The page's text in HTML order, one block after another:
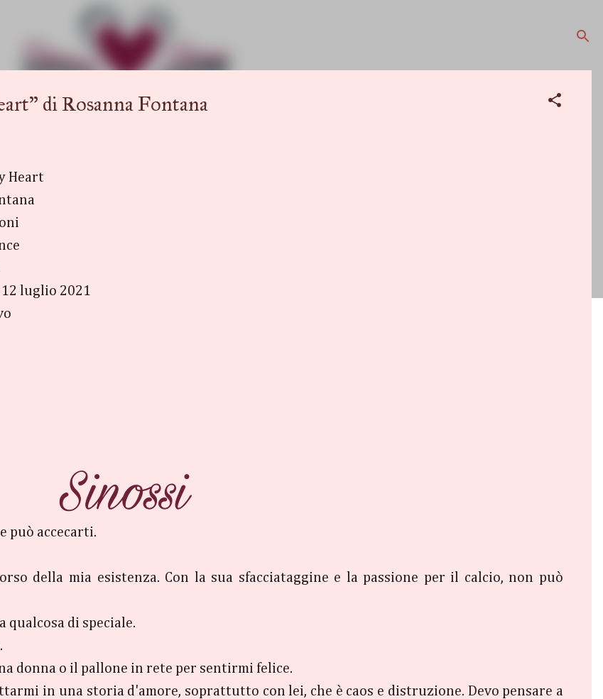
di Rosanna Fontana
Heart
12 luglio 2021
può accecarti.
della mia esistenza. Con la sua sfacciataggine e la passione per il calcio, non può
qualcosa di speciale.
donna o il pallone in rete per sentirmi felice.
in una storia d'amore, soprattutto con lei, che è caos e distruzione. Devo pensare a